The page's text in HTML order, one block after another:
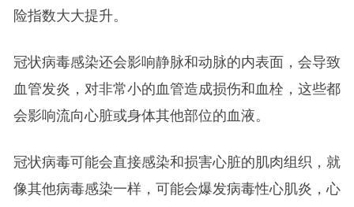
险指数大大提升。
冠状病毒感染还会影响静脉和动脉的内表面，会导致
血管发炎，对非常小的血管造成损伤和血栓，这些都
会影响流向心脏或身体其他部位的血液。
冠状病毒可能会直接感染和损害心脏的肌肉组织，就
像其他病毒感染一样，可能会爆发病毒性心肌炎，心